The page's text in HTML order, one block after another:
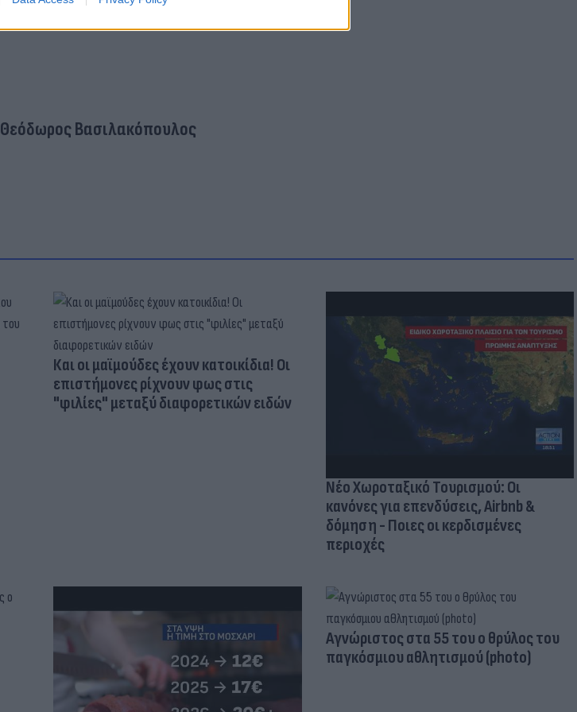
Θεόδωρος Βασιλακόπουλος
Και οι μαϊμούδες έχουν κατοικίδια! Οι
επιστήμονες ρίχνουν φως στις
"φιλίες" μεταξύ διαφορετικών ειδών
Νέο Χωροταξικό Τουρισμού: Οι
κανόνες για επενδύσεις, Airbnb &
δόμηση - Ποιες οι κερδισμένες
περιοχές
Aγνώριστος στα 55 του ο θρύλος του
παγκόσμιου αθλητισμού (photo)